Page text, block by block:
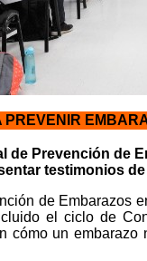
de Prevención de
testimonios
de Embarazos
el ciclo de
cómo un